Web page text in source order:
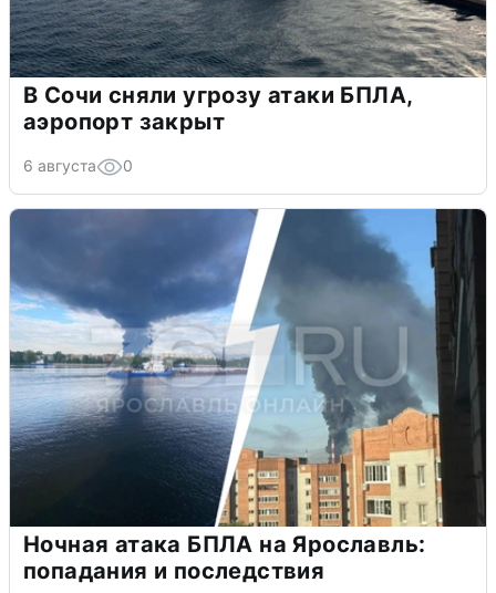
В Сочи сняли угрозу атаки БПЛА,
аэропорт закрыт
6 августа 0
Ночная атака БПЛА на Ярославль:
попадания и последствия